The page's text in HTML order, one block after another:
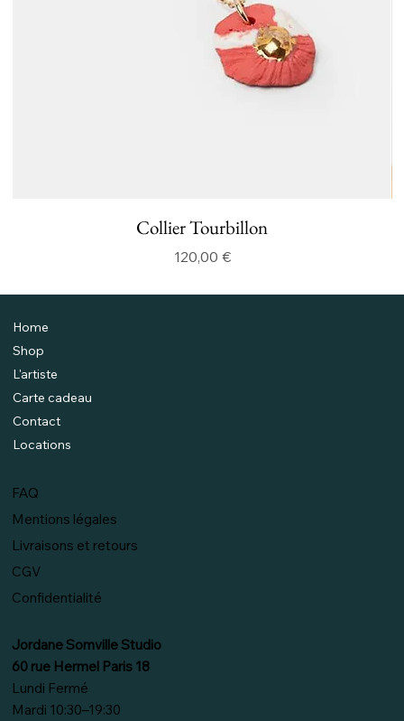
Collier Tourbillon
Prix
120,00 €
Home
Shop
L'artiste
Carte cadeau
Contact
Locations
FAQ
Mentions légales
Livraisons et retours
CGV
Confidentialité
Jordane Somville Studio
60 rue Hermel Paris 18
Lundi Fermé
Mardi 10:30–19:30